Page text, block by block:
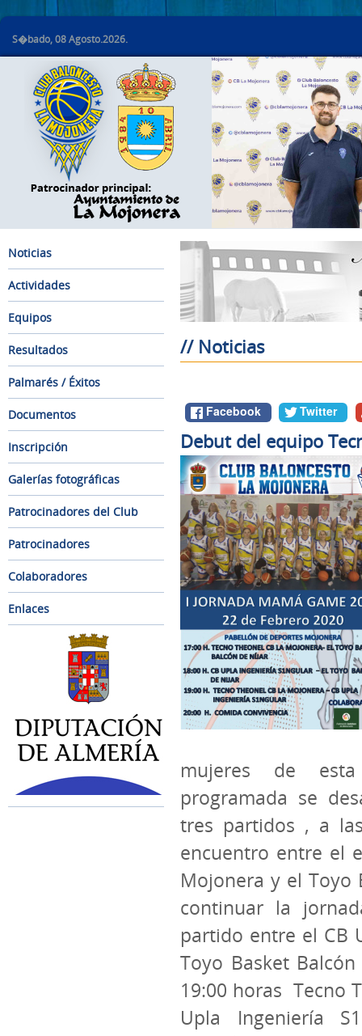
S�bado, 08 Agosto.2026.
Noticias
Actividades
Equipos
Resultados
Palmarés / Éxitos
Documentos
Inscripción
Galerías fotográficas
Patrocinadores del Club
Patrocinadores
Colaboradores
Enlaces
// Noticias
Facebook Twitter
Debut del equipo
mujeres de
programada se
tres partidos , a
encuentro entre el
Mojonera y el Toyo
continuar la
partido entre el CB
Toyo Basket
19:00 horas Tecno
Upla Ingeniería